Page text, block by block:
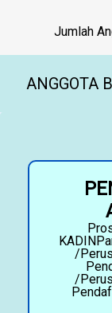
Profile
F A Q
Jumlah
ANGGOTA
/
/